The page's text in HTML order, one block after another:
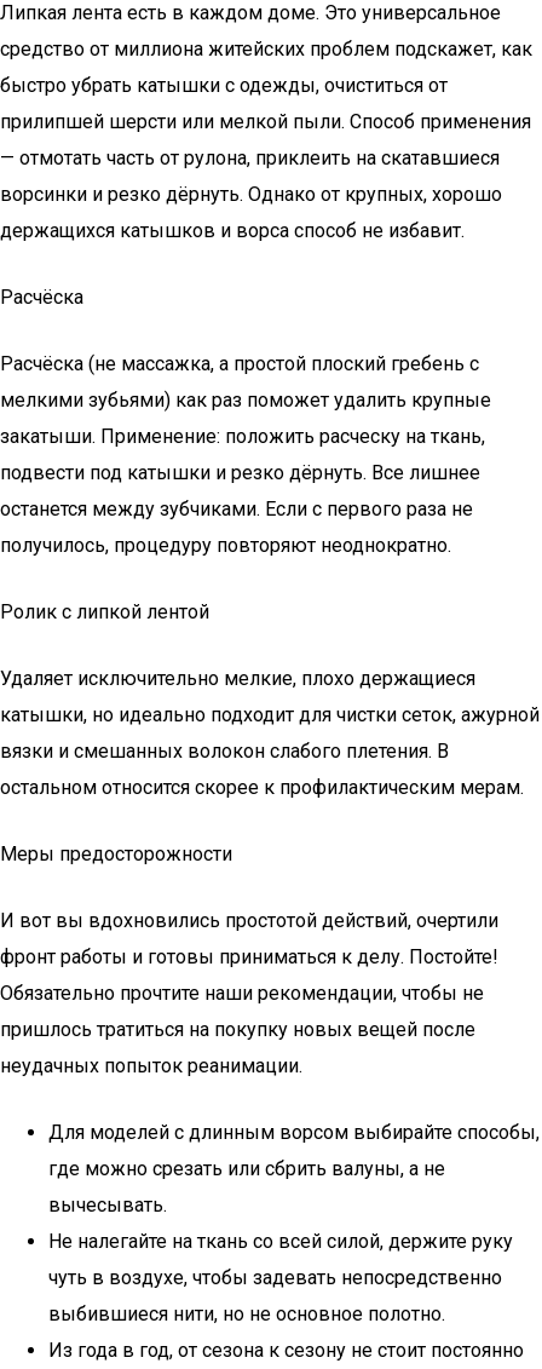
Липкая лента есть в каждом доме. Это универсальное
средство от миллиона житейских проблем подскажет, как
быстро убрать катышки с одежды, очиститься от
прилипшей шерсти или мелкой пыли. Способ применения
— отмотать часть от рулона, приклеить на скатавшиеся
ворсинки и резко дёрнуть. Однако от крупных, хорошо
держащихся катышков и ворса способ не избавит.
Расчёска
Расчёска (не массажка, а простой плоский гребень с
мелкими зубьями) как раз поможет удалить крупные
закатыши. Применение: положить расческу на ткань,
подвести под катышки и резко дёрнуть. Все лишнее
останется между зубчиками. Если с первого раза не
получилось, процедуру повторяют неоднократно.
Ролик с липкой лентой
Удаляет исключительно мелкие, плохо держащиеся
катышки, но идеально подходит для чистки сеток, ажурной
вязки и смешанных волокон слабого плетения. В
остальном относится скорее к профилактическим мерам.
Меры предосторожности
И вот вы вдохновились простотой действий, очертили
фронт работы и готовы приниматься к делу. Постойте!
Обязательно прочтите наши рекомендации, чтобы не
пришлось тратиться на покупку новых вещей после
неудачных попыток реанимации.
Для моделей с длинным ворсом выбирайте способы,
где можно срезать или сбрить валуны, а не
вычесывать.
Не налегайте на ткань со всей силой, держите руку
чуть в воздухе, чтобы задевать непосредственно
выбившиеся нити, но не основное полотно.
Из года в год, от сезона к сезону не стоит постоянно